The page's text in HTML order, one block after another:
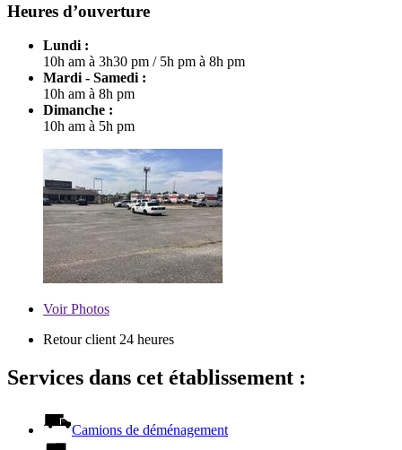
Heures d’ouverture
Lundi :
10h am à 3h30 pm / 5h pm à 8h pm
Mardi - Samedi :
10h am à 8h pm
Dimanche :
10h am à 5h pm
VoirPhotos
Retour client 24 heures
Services dans cet établissement :
Camions de déménagement